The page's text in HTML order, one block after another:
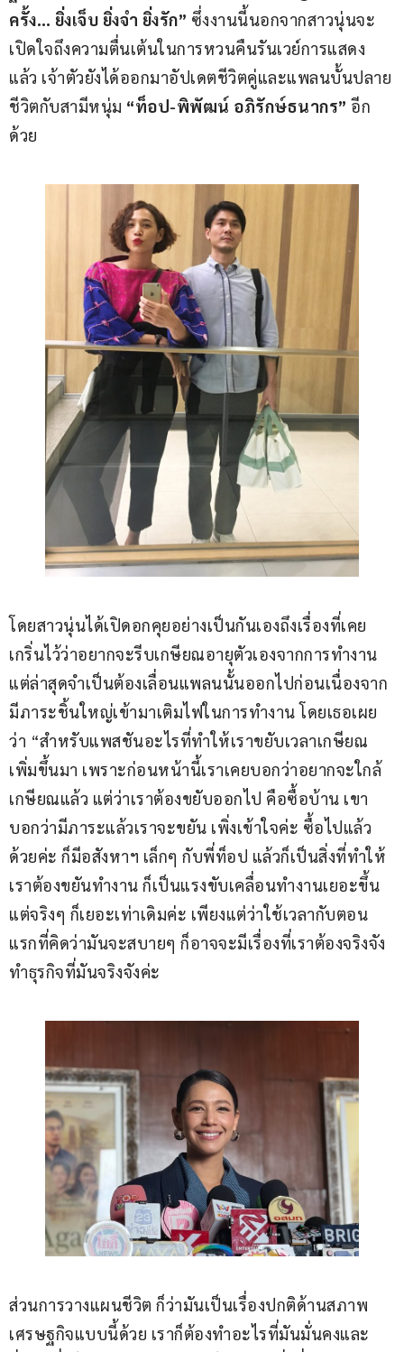
ครั้ง… ยิ่งเจ็บ ยิ่งจำ ยิ่งรัก” ซึ่งงานนี้นอกจากสาวนุ่นจะ
เปิดใจถึงความตื่นเต้นในการหวนคืนรันเวย์การแสดง
แล้ว เจ้าตัวยังได้ออกมาอัปเดตชีวิตคู่และแพลนบั้นปลาย
ชีวิตกับสามีหนุ่ม “ท็อป-พิพัฒน์ อภิรักษ์ธนากร” อีก
ด้วย
โดยสาวนุ่นได้เปิดอกคุยอย่างเป็นกันเองถึงเรื่องที่เคย
เกริ่นไว้ว่าอยากจะรีบเกษียณอายุตัวเองจากการทำงาน
แต่ล่าสุดจำเป็นต้องเลื่อนแพลนนั้นออกไปก่อนเนื่องจาก
มีภาระชิ้นใหญ่เข้ามาเติมไฟในการทำงาน โดยเธอเผย
ว่า “สำหรับแพสชันอะไรที่ทำให้เราขยับเวลาเกษียณ
เพิ่มขึ้นมา เพราะก่อนหน้านี้เราเคยบอกว่าอยากจะใกล้
เกษียณแล้ว แต่ว่าเราต้องขยับออกไป คือซื้อบ้าน เขา
บอกว่ามีภาระแล้วเราจะขยัน เพิ่งเข้าใจค่ะ ซื้อไปแล้ว
ด้วยค่ะ ก็มีอสังหาฯ เล็กๆ กับพี่ท็อป แล้วก็เป็นสิ่งที่ทำให้
เราต้องขยันทำงาน ก็เป็นแรงขับเคลื่อนทำงานเยอะขึ้น
แต่จริงๆ ก็เยอะเท่าเดิมค่ะ เพียงแต่ว่าใช้เวลากับตอน
แรกที่คิดว่ามันจะสบายๆ ก็อาจจะมีเรื่องที่เราต้องจริงจัง
ทำธุรกิจที่มันจริงจังค่ะ
ส่วนการวางแผนชีวิต ก็ว่ามันเป็นเรื่องปกติด้านสภาพ
เศรษฐกิจแบบนี้ด้วย เราก็ต้องทำอะไรที่มันมั่นคงและ